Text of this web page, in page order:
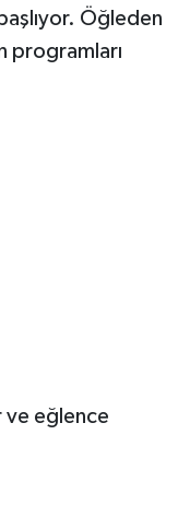
Öğleden
programları
ve eğlence